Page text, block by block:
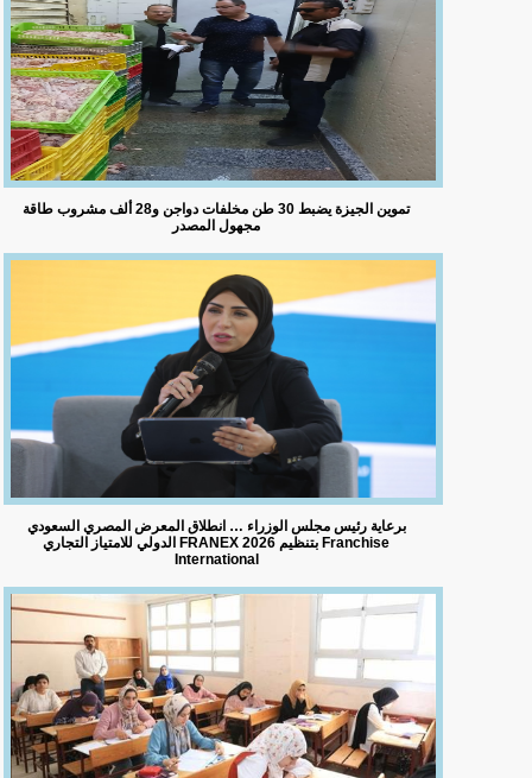
تموين الجيزة يضبط 30 طن مخلفات دواجن و28 ألف مشروب طاقة
مجهول المصدر
برعاية رئيس مجلس الوزراء … انطلاق المعرض المصري السعودي
الدولي للامتياز التجاري FRANEX 2026 بتنظيم Franchise
International